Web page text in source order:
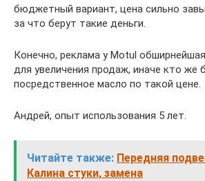
бюджетный вариант, цена сильно
за что берут такие деньги.
Конечно, реклама у Motul
для увеличения продаж, иначе кто же
посредственное масло по такой цене.
Андрей, опыт использования 5 лет.
Читайте также: Передняя
Калина стуки, замена